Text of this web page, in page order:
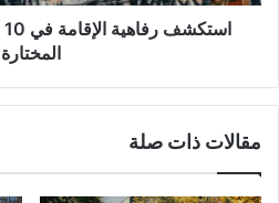
المختارة
مقالات ذات صلة